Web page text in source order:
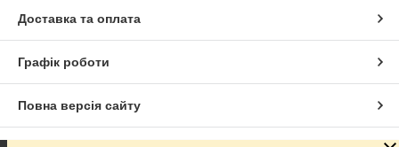
Доставка та оплата
Графік роботи
Повна версія сайту